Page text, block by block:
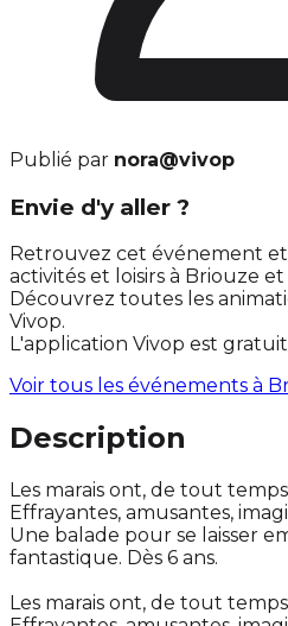
Publié par nora@vivop
Envie d'y aller ?
Retrouvez cet événement
activités et loisirs à Briouze
Découvrez toutes les
Vivop.
L'application Vivop est
Voir tous les événements à
Description
Les marais ont, de tout
Effrayantes, amusantes,
Une balade pour se laisser
fantastique. Dès 6 ans.
Les marais ont, de tout